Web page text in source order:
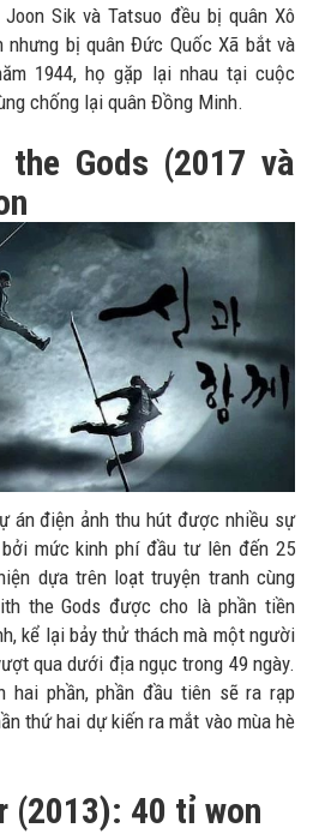
Sik và Tatsuo đều bị quân Xô
bị quân Đức Quốc Xã bắt và
1944, họ gặp lại nhau tại cuộc
chống lại quân Đồng Minh.
Gods (2017 và
án điện ảnh thu hút được nhiều sự
mức kinh phí đầu tư lên đến 25
dựa trên loạt truyện tranh cùng
the Gods được cho là phần tiền
kể lại bảy thử thách mà một người
qua dưới địa ngục trong 49 ngày.
hai phần, phần đầu tiên sẽ ra rạp
thứ hai dự kiến ra mắt vào mùa hè
(2013): 40 tỉ won